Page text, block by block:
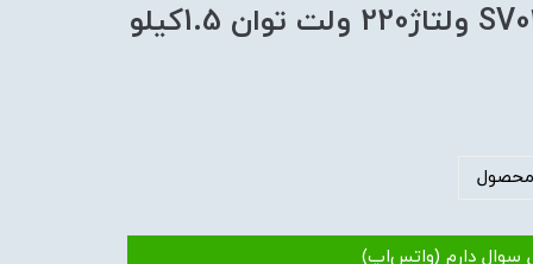
اینورتر ال اس مدل SV015IG5A-2 ولتاژ220 ولت توان 1.5کیلو
سوال دارم (واتس‌اپ)